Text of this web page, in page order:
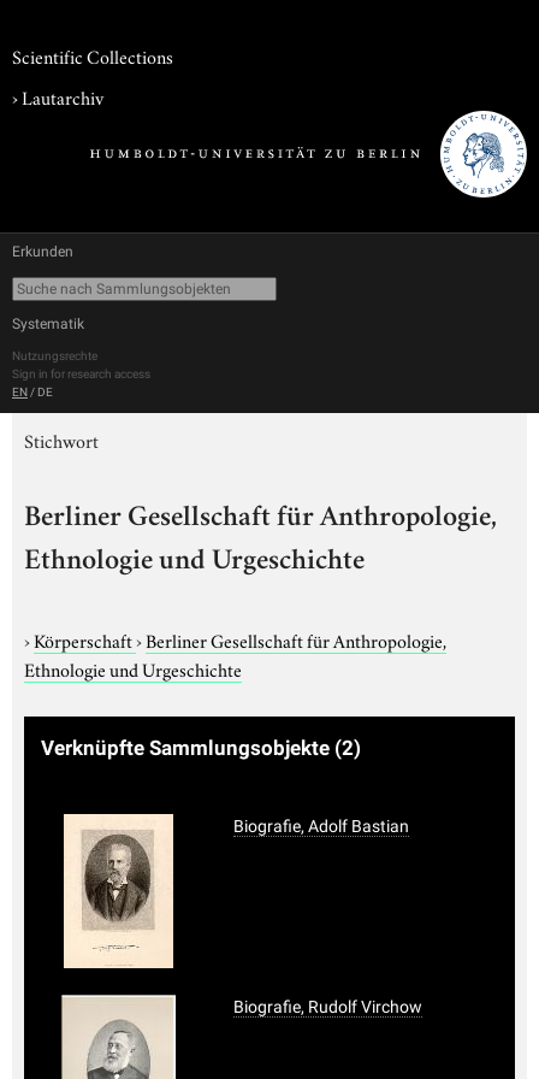
Scientific Collections
›Lautarchiv
Erkunden
Systematik
Nutzungsrechte
Sign in for research access
EN / DE
Stichwort
Berliner Gesellschaft für Anthropologie,
Ethnologie und Urgeschichte
›Körperschaft›Berliner Gesellschaft für Anthropologie,
Ethnologie und Urgeschichte
Verknüpfte Sammlungsobjekte (2)
Biografie, Adolf Bastian
Biografie, Rudolf Virchow